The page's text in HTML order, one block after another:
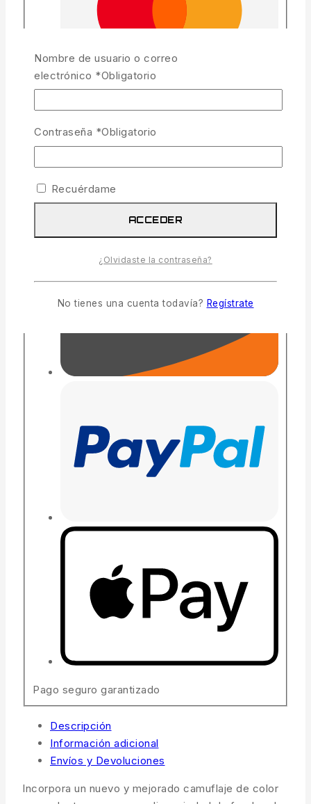
Pago seguro garantizado
Descripción
Información adicional
Envíos y Devoluciones
Incorpora un nuevo y mejorado camuflaje de color
Nombre de usuario o correo
electrónico *Obligatorio
Contraseña *Obligatorio
Recuérdame
ACCEDER
¿Olvidaste la contraseña?
No tienes una cuenta todavía? Regístrate